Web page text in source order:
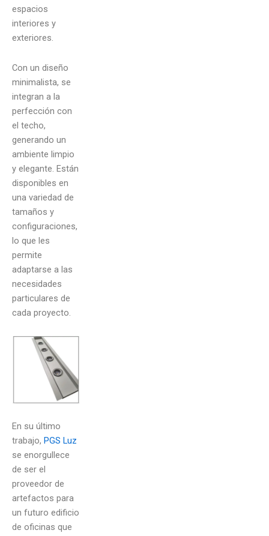
espacios
interiores y
exteriores.
Con un diseño
minimalista, se
integran a la
perfección con
el techo,
generando un
ambiente limpio
y elegante. Están
disponibles en
una variedad de
tamaños y
configuraciones,
lo que les
permite
adaptarse a las
necesidades
particulares de
cada proyecto.
En su último
trabajo, PGS Luz
se enorgullece
de ser el
proveedor de
artefactos para
un futuro edificio
de oficinas que